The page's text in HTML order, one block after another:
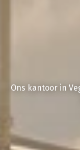
Ons kantoor in